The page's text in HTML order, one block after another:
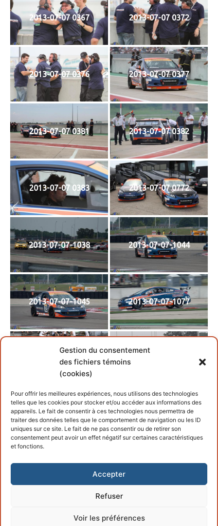
Gestion du consentement
des fichiers témoins
(cookies)
Pour offrir les meilleures expériences, nous utilisons des technologies
telles que les cookies pour stocker et/ou accéder aux informations des
appareils. Le fait de consentir à ces technologies nous permettra de
traiter des données telles que le comportement de navigation ou les ID
uniques sur ce site. Le fait de ne pas consentir ou de retirer son
consentement peut avoir un effet négatif sur certaines caractéristiques
et fonctions.
Accepter
Refuser
Voir les préférences
2013-07-07 0367 2013-07-07 0372
2013-07-07 0376 2013-07-07 0377
2013-07-07 0381 2013-07-07 0382
2013-07-07 0383 2013-07-07 0772
2013-07-07-1038 2013-07-07-1044
2013-07-07-1045 2013-07-07-1077
2013-07-07-9220 2013-07-07-9277
2013-07-07-9281
Copyright © 2026 – Propulsé parCustomify